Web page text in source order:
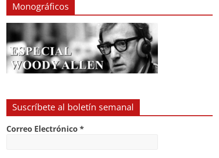
Monográficos
Suscríbete al boletín semanal
Correo Electrónico*